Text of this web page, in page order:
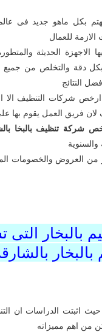
بكل ماهو جديد فى عالم
الازمة للعمال
الاجهزة الحديثة
بكل دقة والتخلص من
النتائج
شركات التنظيف الا
لان فريق العمل يقوم بها
شركة تنظيف بالبخا
من العروض والخصومات
بالبخار التى
اثبتت الدراسات ان
من اهم مميزاته